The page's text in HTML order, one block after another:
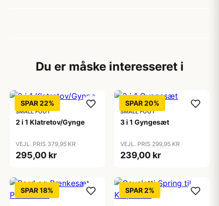
Du er måske interesseret i
SPAR 22%
SMALL FOOT
2 i 1 Klatretov/Gynge
VEJL. PRIS 379,95 KR
295,00 kr
SPAR 20%
SMALL FOOT
3 i 1 Gyngesæt
VEJL. PRIS 299,95 KR
239,00 kr
SPAR 18% SPAR 2%